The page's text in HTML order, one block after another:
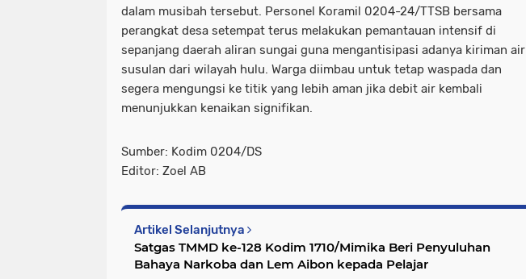
dalam musibah tersebut. Personel Koramil 0204-24/TTSB bersama
perangkat desa setempat terus melakukan pemantauan intensif di
sepanjang daerah aliran sungai guna mengantisipasi adanya kiriman air
susulan dari wilayah hulu. Warga diimbau untuk tetap waspada dan
segera mengungsi ke titik yang lebih aman jika debit air kembali
menunjukkan kenaikan signifikan.
Sumber: Kodim 0204/DS
Editor: Zoel AB
Artikel Selanjutnya
Satgas TMMD ke-128 Kodim 1710/Mimika Beri Penyuluhan
Bahaya Narkoba dan Lem Aibon kepada Pelajar